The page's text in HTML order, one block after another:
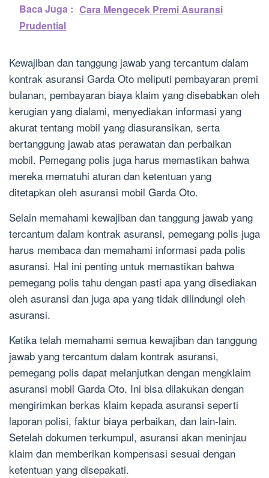
Baca Juga : Cara Mengecek Premi Asuransi
Prudential
Kewajiban dan tanggung jawab yang tercantum dalam
kontrak asuransi Garda Oto meliputi pembayaran premi
bulanan, pembayaran biaya klaim yang disebabkan oleh
kerugian yang dialami, menyediakan informasi yang
akurat tentang mobil yang diasuransikan, serta
bertanggung jawab atas perawatan dan perbaikan
mobil. Pemegang polis juga harus memastikan bahwa
mereka mematuhi aturan dan ketentuan yang
ditetapkan oleh asuransi mobil Garda Oto.
Selain memahami kewajiban dan tanggung jawab yang
tercantum dalam kontrak asuransi, pemegang polis juga
harus membaca dan memahami informasi pada polis
asuransi. Hal ini penting untuk memastikan bahwa
pemegang polis tahu dengan pasti apa yang disediakan
oleh asuransi dan juga apa yang tidak dilindungi oleh
asuransi.
Ketika telah memahami semua kewajiban dan tanggung
jawab yang tercantum dalam kontrak asuransi,
pemegang polis dapat melanjutkan dengan mengklaim
asuransi mobil Garda Oto. Ini bisa dilakukan dengan
mengirimkan berkas klaim kepada asuransi seperti
laporan polisi, faktur biaya perbaikan, dan lain-lain.
Setelah dokumen terkumpul, asuransi akan meninjau
klaim dan memberikan kompensasi sesuai dengan
ketentuan yang disepakati.